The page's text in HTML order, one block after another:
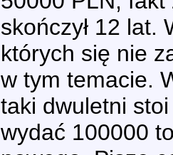
skończył 12 lat.
których się nie
w tym temacie.
taki dwuletni
wydać 100000